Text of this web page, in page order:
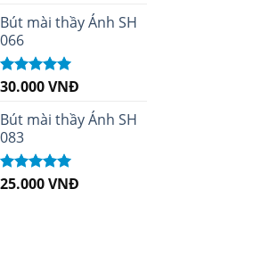
sao
Bút mài thầy Ánh SH
066
Được xếp
sao
30.000VNĐ
Bút mài thầy Ánh SH
083
Được xếp
25.000VNĐ